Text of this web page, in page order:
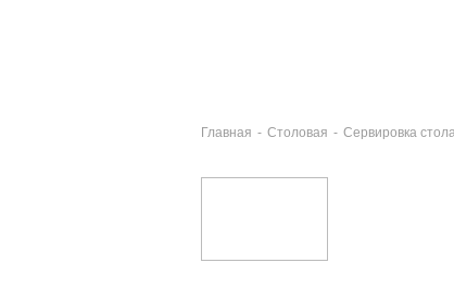
Главная - Столовая - Сервировка